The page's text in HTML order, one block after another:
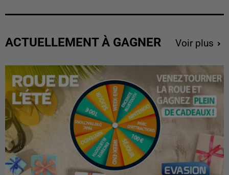
ACTUELLEMENT À GAGNER Voir plus